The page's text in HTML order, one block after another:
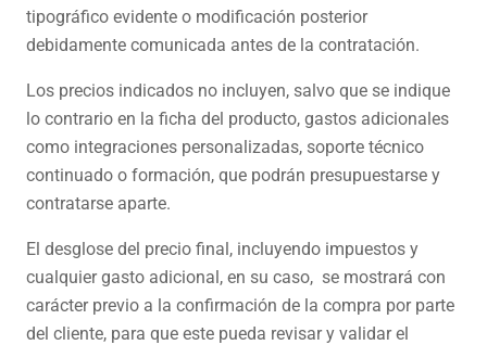
tipográfico evidente o modificación posterior
debidamente comunicada antes de la contratación.
Los precios indicados no incluyen, salvo que se indique
lo contrario en la ficha del producto, gastos adicionales
como integraciones personalizadas, soporte técnico
continuado o formación, que podrán presupuestarse y
contratarse aparte.
El desglose del precio final, incluyendo impuestos y
cualquier gasto adicional, en su caso, se mostrará con
carácter previo a la confirmación de la compra por parte
del cliente, para que este pueda revisar y validar el